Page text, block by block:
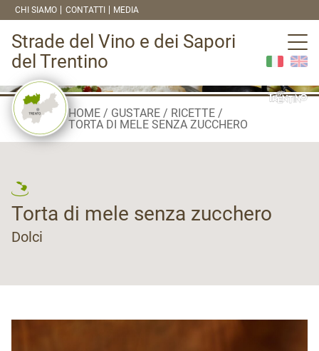
CHI SIAMO CONTATTI MEDIA
Strade del Vino e dei Sapori
del Trentino
HOME GUSTARE
RICETTE
TORTA DI MELE SENZA ZUCCHERO
Torta di mele senza zucchero
Dolci